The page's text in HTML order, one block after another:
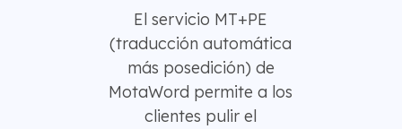
El servicio MT+PE
(traducción automática
más posedición) de
MotaWord permite a los
clientes pulir el